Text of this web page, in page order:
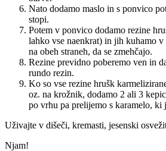
Nato dodamo maslo in s ponvico
stopi.
Potem v ponvico dodamo rezine
lahko vse naenkrat) in jih kuhamo
na obeh straneh, da se zmehčajo.
Rezine previdno poberemo ven in
rundo rezin.
Ko so vse rezine hrušk
oz. na krožnik, dodamo 2 ali 3
po vrhu pa prelijemo s karamelo, ki
Uživajte v dišeči, kremasti, jesenski
Njam!